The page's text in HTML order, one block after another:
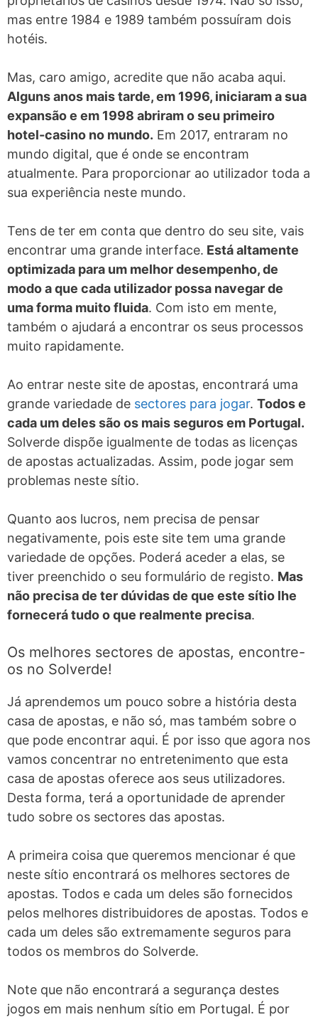
mas entre 1984 e 1989 também possuíram dois
hotéis.
Mas, caro amigo, acredite que não acaba aqui.
Alguns anos mais tarde, em 1996, iniciaram a sua
expansão e em 1998 abriram o seu primeiro
hotel-casino no mundo. Em 2017, entraram no
mundo digital, que é onde se encontram
atualmente. Para proporcionar ao utilizador toda a
sua experiência neste mundo.
Tens de ter em conta que dentro do seu site, vais
encontrar uma grande interface. Está altamente
optimizada para um melhor desempenho, de
modo a que cada utilizador possa navegar de
uma forma muito fluida. Com isto em mente,
também o ajudará a encontrar os seus processos
muito rapidamente.
Ao entrar neste site de apostas, encontrará uma
grande variedade de sectores para jogar. Todos e
cada um deles são os mais seguros em Portugal.
Solverde dispõe igualmente de todas as licenças
de apostas actualizadas. Assim, pode jogar sem
problemas neste sítio.
Quanto aos lucros, nem precisa de pensar
negativamente, pois este site tem uma grande
variedade de opções. Poderá aceder a elas, se
tiver preenchido o seu formulário de registo. Mas
não precisa de ter dúvidas de que este sítio lhe
fornecerá tudo o que realmente precisa.
Os melhores sectores de apostas, encontre-
os no Solverde!
Já aprendemos um pouco sobre a história desta
casa de apostas, e não só, mas também sobre o
que pode encontrar aqui. É por isso que agora nos
vamos concentrar no entretenimento que esta
casa de apostas oferece aos seus utilizadores.
Desta forma, terá a oportunidade de aprender
tudo sobre os sectores das apostas.
A primeira coisa que queremos mencionar é que
neste sítio encontrará os melhores sectores de
apostas. Todos e cada um deles são fornecidos
pelos melhores distribuidores de apostas. Todos e
cada um deles são extremamente seguros para
todos os membros do Solverde.
Note que não encontrará a segurança destes
jogos em mais nenhum sítio em Portugal. É por